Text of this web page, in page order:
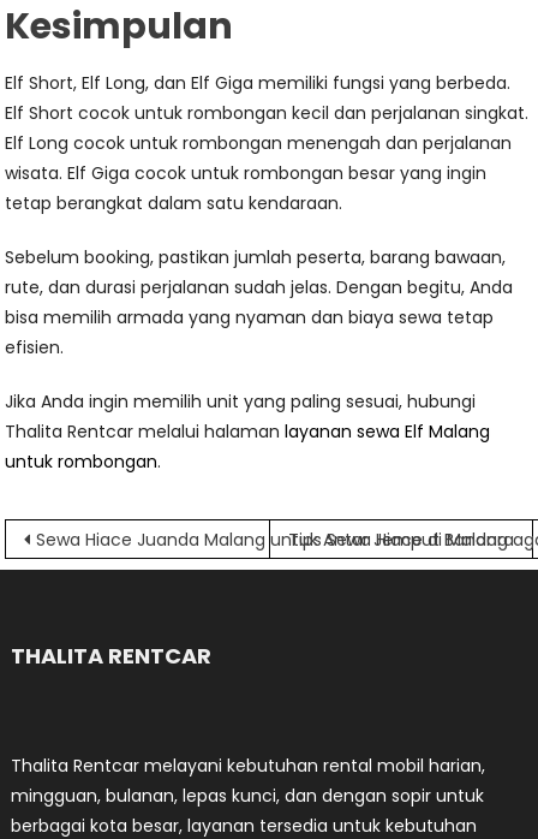
Kesimpulan
Elf Short, Elf Long, dan Elf Giga memiliki fungsi yang berbeda.
Elf Short cocok untuk rombongan kecil dan perjalanan singkat.
Elf Long cocok untuk rombongan menengah dan perjalanan
wisata. Elf Giga cocok untuk rombongan besar yang ingin
tetap berangkat dalam satu kendaraan.
Sebelum booking, pastikan jumlah peserta, barang bawaan,
rute, dan durasi perjalanan sudah jelas. Dengan begitu, Anda
bisa memilih armada yang nyaman dan biaya sewa tetap
efisien.
Jika Anda ingin memilih unit yang paling sesuai, hubungi
Thalita Rentcar melalui halamanlayanan sewa Elf Malang
untuk rombongan.
Navigasi
Sewa Hiace Juanda Malang untuk Antar Jemput Bandara
Tips Sewa Hiace di Malang
THALITA RENTCAR
Thalita Rentcar melayani kebutuhan rental mobil harian,
mingguan, bulanan, lepas kunci, dan dengan sopir untuk
berbagai kota besar, layanan tersedia untuk kebutuhan